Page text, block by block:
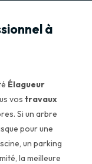
à
Élagueur
vos travaux
Si un arbre
pour une
un parking
la meilleure